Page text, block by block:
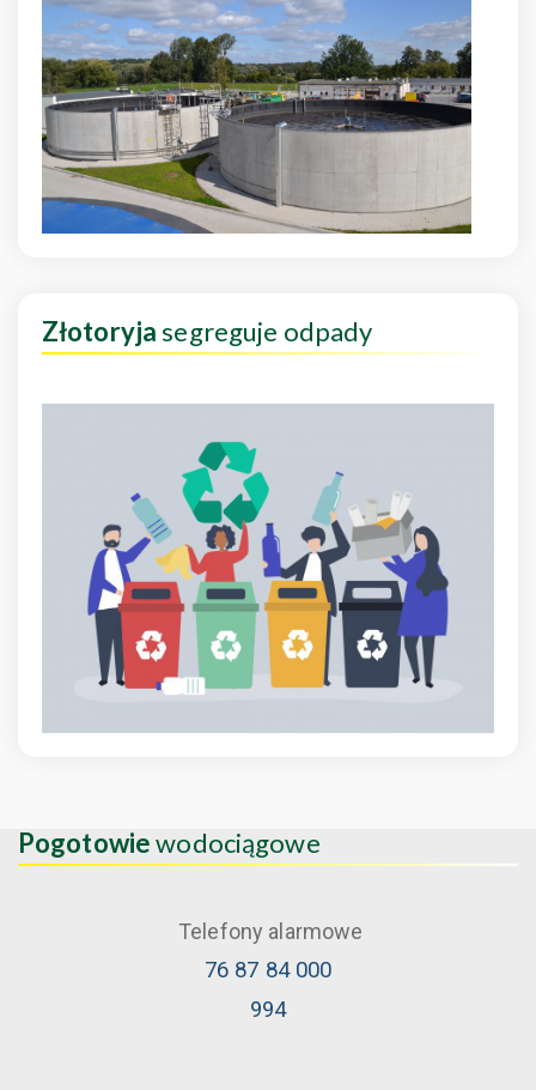
Złotoryjasegreguje odpady
Pogotowiewodociągowe
Telefony alarmowe
76 87 84 000
994